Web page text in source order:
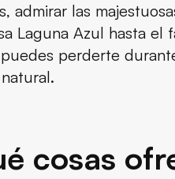
el mejor mes para viajar a
días se requieren para
la magia de Islandia en
Islandia en 7 días:
admirar las
Laguna Azul hasta el
perderte
cosas